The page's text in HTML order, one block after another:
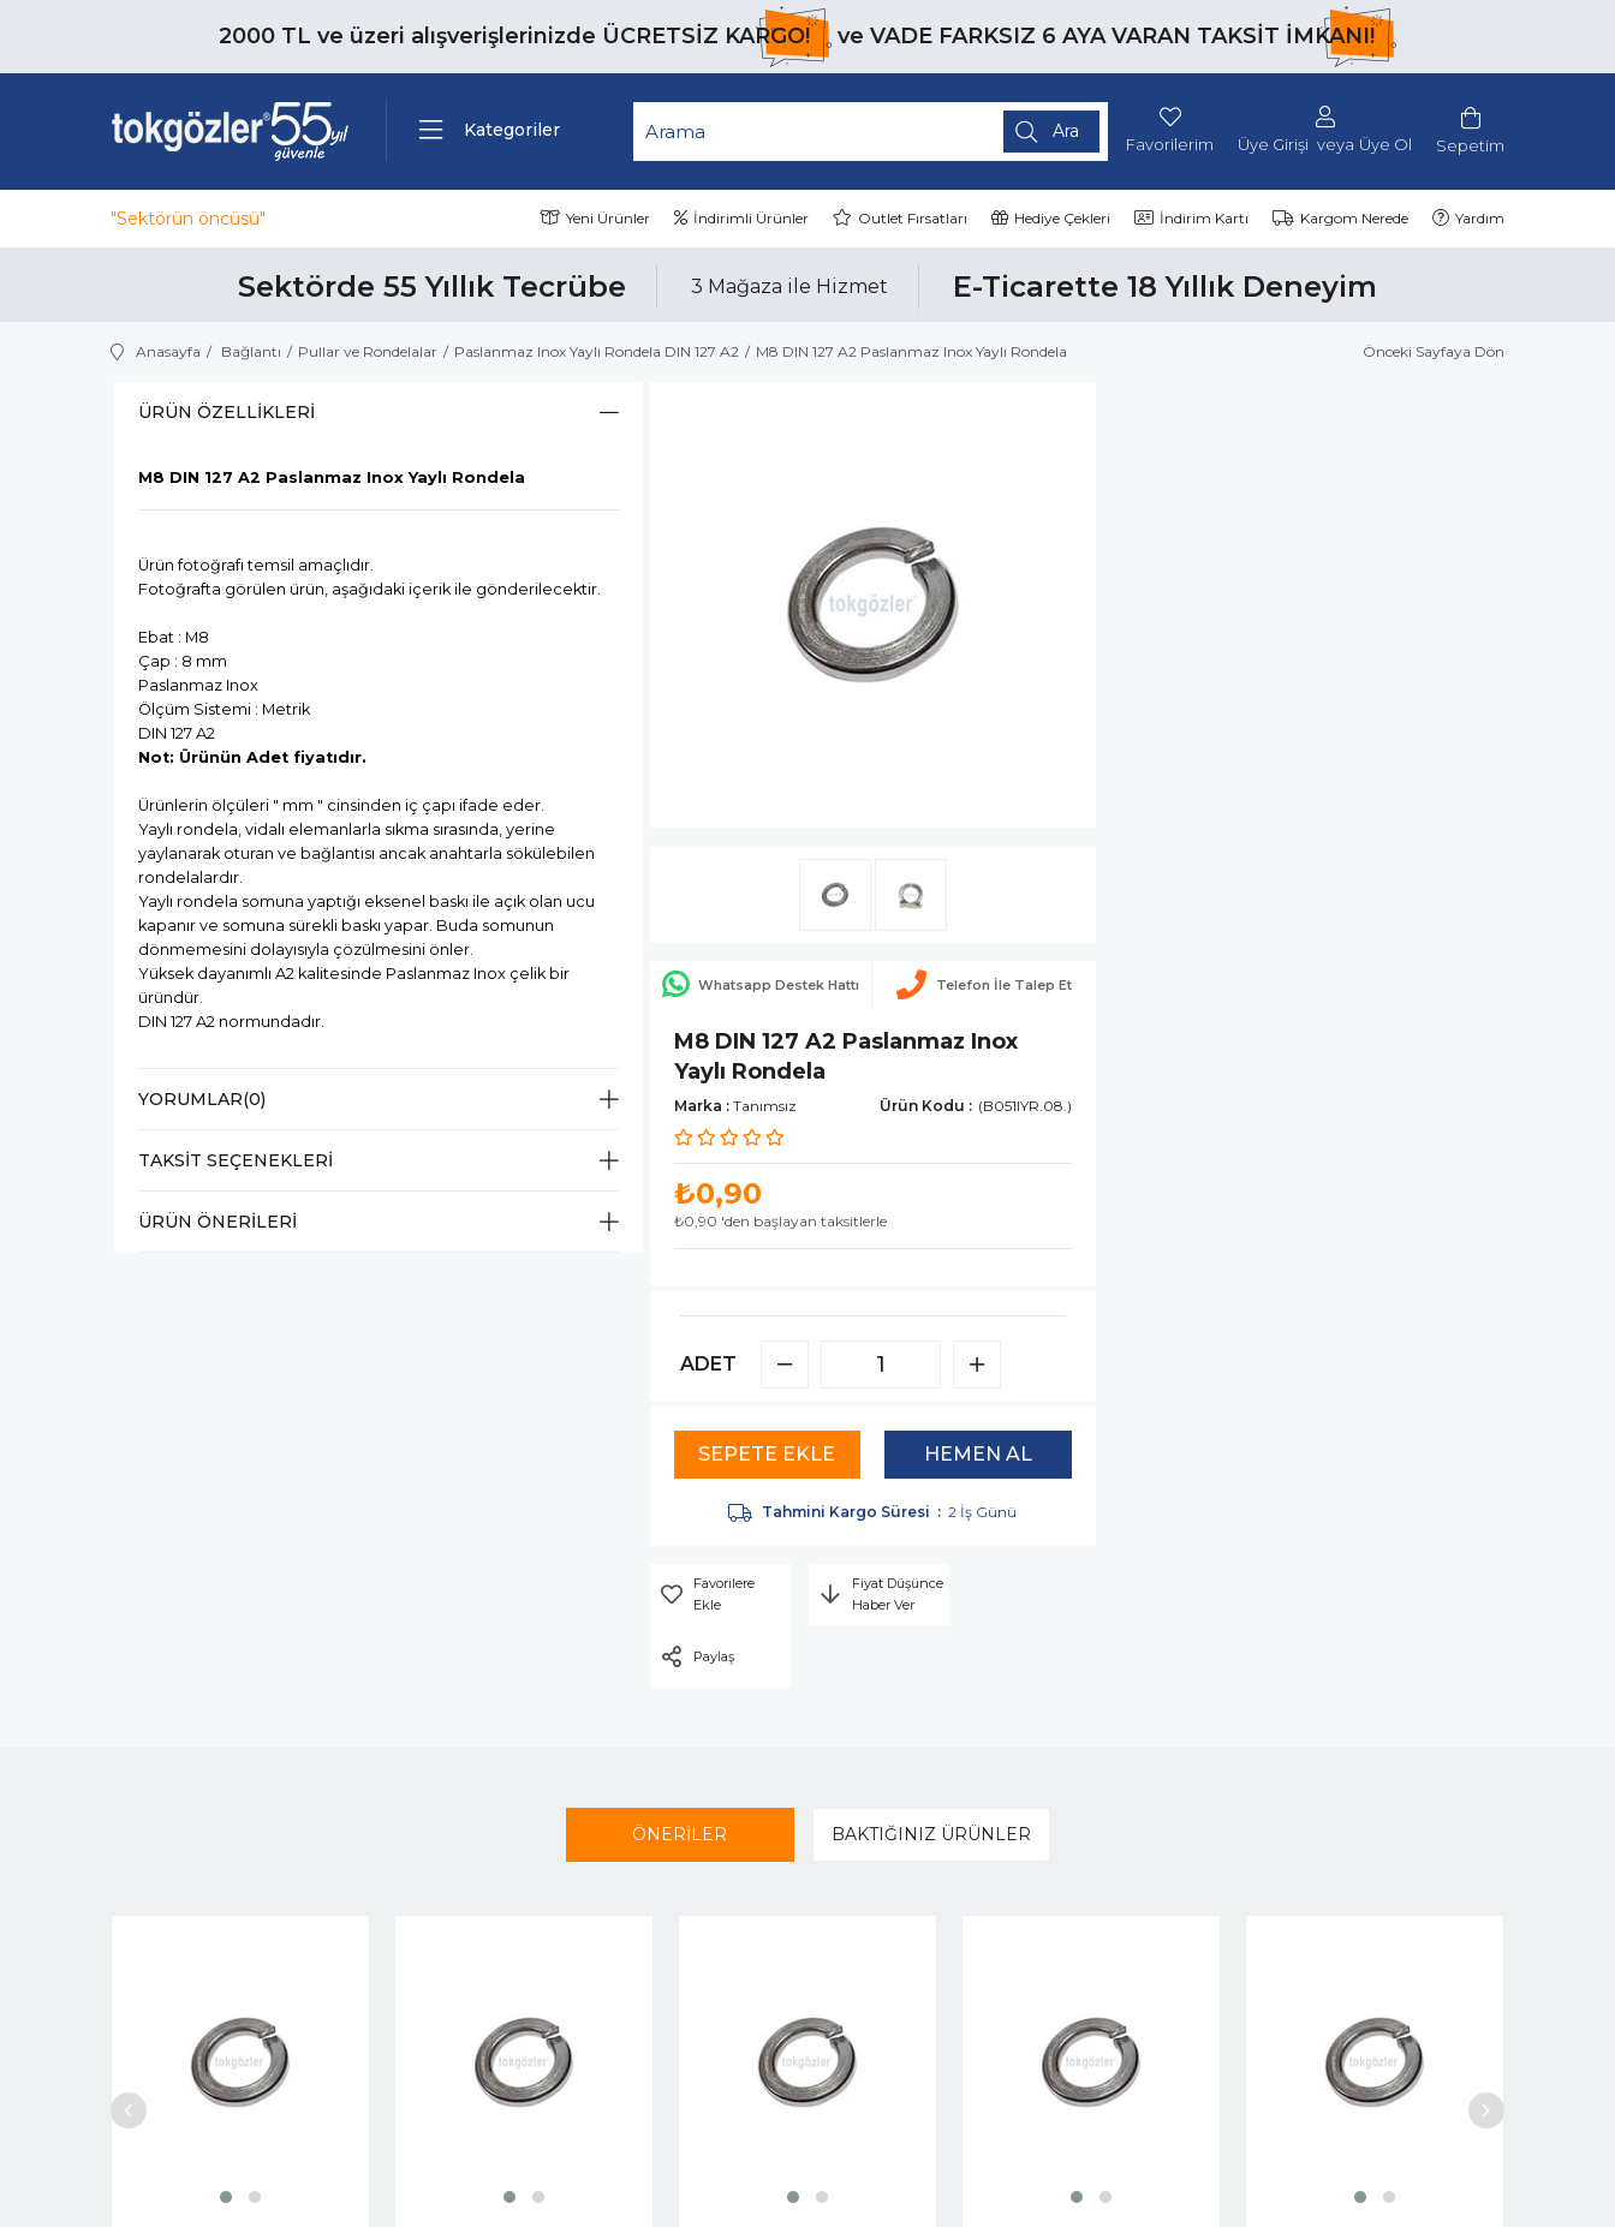
2000 TL ve üzeri alışverişlerinizde ÜCRETSİZ KARGO! ve VADE FARKSIZ 6 AYA VARAN TAKSİT İMKANI!
Kategoriler
Sepetim
Üye Girişi Üye Ol
Favorilerim
"Sektörün öncüsü" Yeni Ürünler İndirimli Ürünler Outlet Fırsatları Hediye Çekleri İndirim Kartı Kargom Nerede Yardım
Sektörde 55 Yıllık Tecrübe 3 Mağaza ile Hizmet E-Ticarette 18 Yıllık Deneyim
Anasayfa Bağlantı Pullar ve Rondelalar Paslanmaz Inox Yaylı Rondela DIN 127 A2 M8 DIN 127 A2 Paslanmaz Inox Yaylı Rondela Önceki Sayfaya Dön
ÜRÜN ÖZELLIKLERI
M8 DIN 127 A2 Paslanmaz Inox Yaylı Rondela
Ürün fotoğrafı temsil amaçlıdır.
Fotoğrafta görülen ürün, aşağıdaki içerik ile gönderilecektir.
Ebat : M8
Çap : 8 mm
Paslanmaz Inox
Ölçüm Sistemi : Metrik
DIN 127 A2
Not: Ürünün Adet fiyatıdır.
Ürünlerin ölçüleri " mm " cinsinden iç çapı ifade eder.
Yaylı rondela, vidalı elemanlarla sıkma sırasında, yerine
yaylanarak oturan ve bağlantısı ancak anahtarla sökülebilen
rondelalardır.
Yaylı rondela somuna yaptığı eksenel baskı ile açık olan ucu
kapanır ve somuna sürekli baskı yapar. Buda somunun
dönmemesini dolayısıyla çözülmesini önler.
Yüksek dayanımlı A2 kalitesinde Paslanmaz Inox çelik bir
üründür.
DIN 127 A2 normundadır.
YORUMLAR(0)
TAKSIT SEÇENEKLERI
ÜRÜN ÖNERILERI
Whatsapp Destek Hattı Telefon İle Talep Et
M8 DIN 127 A2 Paslanmaz Inox
Yaylı Rondela
Marka : Tanımsız (B051IYR.08.)
₺0,90
₺0,90 'den başlayan taksitlerle
ADET
Tahmini Kargo Süresi : 2 İş Günü
Favorilere
Ekle
Fiyat Düşünce
Haber Ver
Paylaş
ÖNERİLER BAKTIĞINIZ ÜRÜNLER